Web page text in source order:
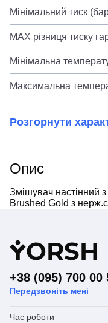
Мінімальний тиск
MAX різниця тиску
Мінімальна
Максимальна
Розгорнути
Опис
Змішувач настінний
Brushed Gold з
YORSH
+38 (095) 700 00
Передзвоніть мені
Час роботи